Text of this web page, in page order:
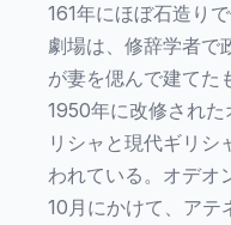
161年にほぼ石造り
劇場は、修辞学者で
が妻を偲んで建てた
1950年に改修され
リシャと現代ギリシ
われている。オデオ
10月にかけて、アテ